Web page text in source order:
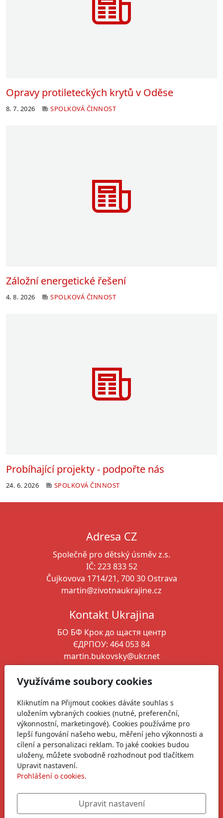
Opravy protileteckých krytů v Oděse
8. 7. 2026 SPOLKOVÁ ČINNOST
Záložní energetické řešení
4. 8. 2026 SPOLKOVÁ ČINNOST
Probíhající projekty - podpořte nás
24. 6. 2026 SPOLKOVÁ ČINNOST
Adresa CZ
Společně pro dětský úsměv z.s.
IČ: 223 833 52
Čujkovova 1714/21, 700 30 Ostrava
martin@zivotnaukrajine.cz
Kontakt Ukrajina
БО БФ Крок до щастя центр
ЄДРПОУ: 464 053 84
martin.bukovsky@ukr.net
+380 664 346 261
Ředitel spolku
Martin Bukovský
martin@zivotnaukrajine.cz
+420 606 761 568
+380 664 346 261
Využíváme soubory cookies
Kliknutím na Přijmout cookies dáváte souhlas s
uložením vybraných cookies (nutné, preferenční,
výkonnostní, marketingové). Cookies používáme pro
lepší fungování našeho webu, měření jeho výkonnosti a
cílení a personalizaci reklam. To jaké cookies budou
uloženy, můžete svobodně rozhodnout pod tlačítkem
Upravit nastavení.
Prohlášení o cookies.
Upravit nastavení